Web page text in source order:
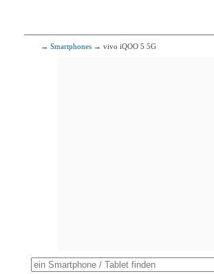
→ Smartphones → vivo iQOO 5 5G